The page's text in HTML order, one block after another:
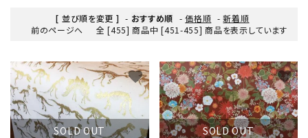
[ 並び順を変更 ] - おすすめ順 -価格順 -新着順
前のページへ
全 [455] 商品中 [451-455] 商品を表示しています
SOLD OUT
favorite
SOLD OUT
favorite